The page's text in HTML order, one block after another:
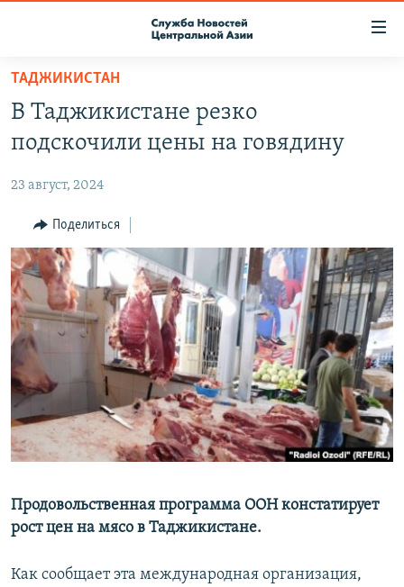
Вернуться
основному
содержанию
навигации
Вернутся
поиску
ПОДПИСКА
RFE/RL ДИРЕКТ
НАСТОЯЩЕЕ ВРЕМЯ
МИГРАНТ МЕДИА
ТАДЖИКИСТАН
В Таджикистане резко
подскочили цены на говядину
23 август, 2024
Поделиться
Продовольственная программа ООН констатирует
рост цен на мясо в Таджикистане.
Как сообщает эта международная организация,